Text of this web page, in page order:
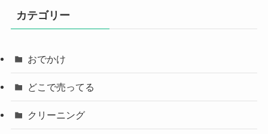
カテゴリー
おでかけ
どこで売ってる
クリーニング